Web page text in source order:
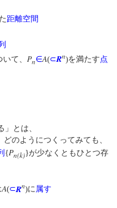
距離空間
いて、 Pn∈A(⊂Rn)を満たす点
」とは、
どのようにつくってみても、
{Pn(k)}が少なくともひとつ存
A(⊂Rn)に属す